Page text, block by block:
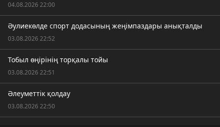
04.08.2026 22:00
Әулиекөлде спорт додасының жеңімпаздары анықталды
03.08.2026 22:52
Тобыл өңірінің торқалы тойы
03.08.2026 22:51
Әлеуметтік қолдау
03.08.2026 22:50